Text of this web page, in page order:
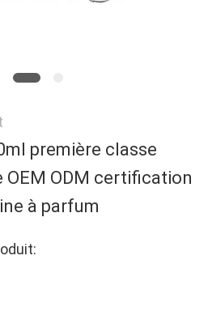
première classe
ODM certification
à parfum